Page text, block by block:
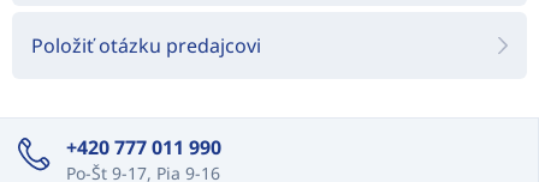
Položiť otázku predajcovi
+420 777 011 990
Po-Št 9-17, Pia 9-16